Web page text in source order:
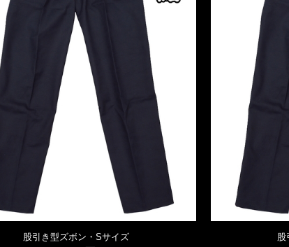
股引き型ズボン・Sサイズ 股